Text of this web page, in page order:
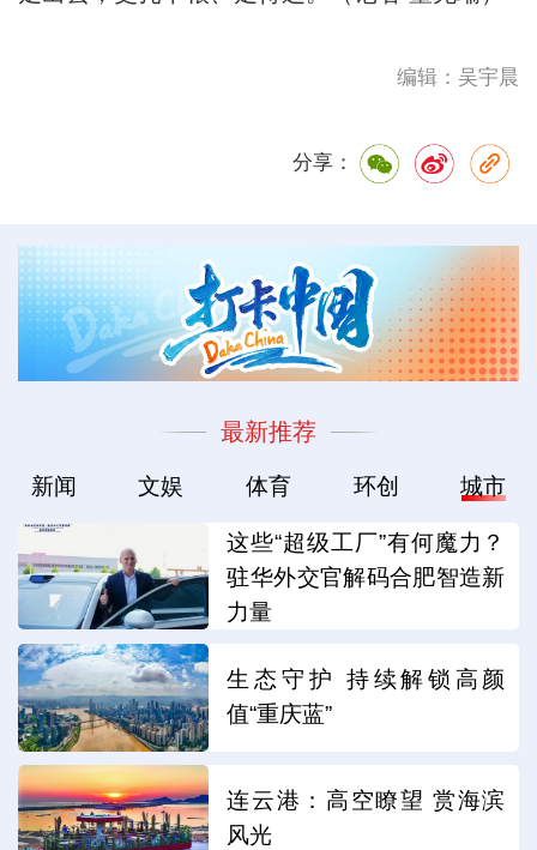
编辑：吴宇晨
分享：
最新推荐
新闻 文娱 体育 环创 城市
这些“超级工厂”有何魔力？
驻华外交官解码合肥智造新
力量
生态守护 持续解锁高颜
值“重庆蓝”
连云港：高空瞭望 赏海滨
风光